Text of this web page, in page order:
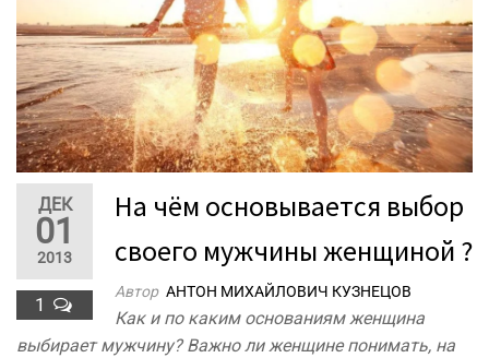
ДЕК
01
2013
1
На чём основывается выбор
своего мужчины женщиной ?
Автор АНТОН МИХАЙЛОВИЧ КУЗНЕЦОВ
Как и по каким основаниям женщина
выбирает мужчину? Важно ли женщине понимать, на